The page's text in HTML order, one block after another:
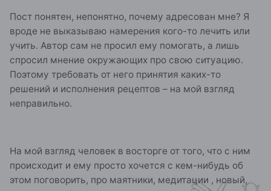
Пост понятен, непонятно, почему адресован мне? Я
вроде не выказываю намерения кого-то лечить или
учить. Автор сам не просил ему помогать, а лишь
спросил мнение окружающих про свою ситуацию.
Поэтому требовать от него принятия каких-то
решений и исполнения рецептов – на мой взгляд
неправильно.
На мой взгляд человек в восторге от того, что с ним
происходит и ему просто хочется с кем-нибудь об
этом поговорить, про маятники, медитации , новый,